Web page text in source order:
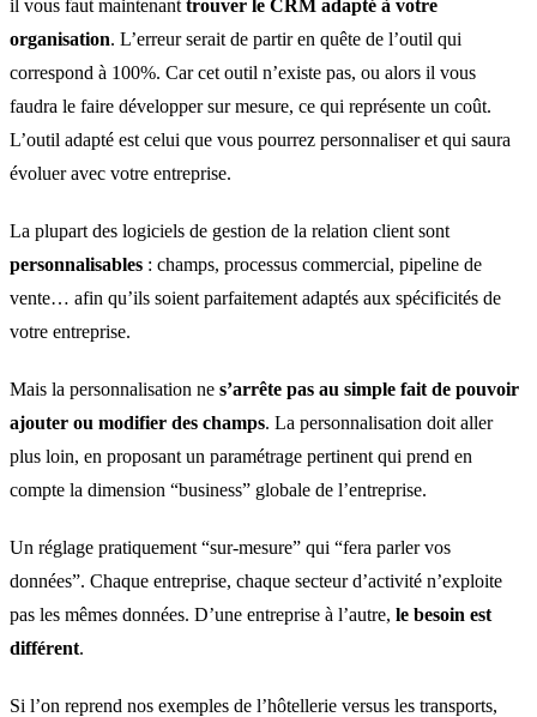
il vous faut maintenant trouver le CRM adapté à votre
organisation. L’erreur serait de partir en quête de l’outil qui
correspond à 100%. Car cet outil n’existe pas, ou alors il vous
faudra le faire développer sur mesure, ce qui représente un coût.
L’outil adapté est celui que vous pourrez personnaliser et qui saura
évoluer avec votre entreprise.
La plupart des logiciels de gestion de la relation client sont
personnalisables : champs, processus commercial, pipeline de
vente… afin qu’ils soient parfaitement adaptés aux spécificités de
votre entreprise.
Mais la personnalisation ne s’arrête pas au simple fait de pouvoir
ajouter ou modifier des champs. La personnalisation doit aller
plus loin, en proposant un paramétrage pertinent qui prend en
compte la dimension “business” globale de l’entreprise.
Un réglage pratiquement “sur-mesure” qui “fera parler vos
données”. Chaque entreprise, chaque secteur d’activité n’exploite
pas les mêmes données. D’une entreprise à l’autre, le besoin est
différent.
Si l’on reprend nos exemples de l’hôtellerie versus les transports,